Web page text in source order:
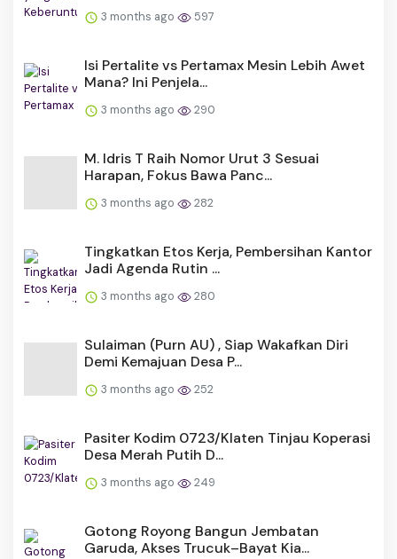
3 months ago 597
Isi Pertalite vs Pertamax Mesin Lebih Awet
Mana? Ini Penjela...
3 months ago 290
M. Idris T Raih Nomor Urut 3 Sesuai
Harapan, Fokus Bawa Panc...
3 months ago 282
Tingkatkan Etos Kerja, Pembersihan Kantor
Jadi Agenda Rutin ...
3 months ago 280
Sulaiman (Purn AU) , Siap Wakafkan Diri
Demi Kemajuan Desa P...
3 months ago 252
Pasiter Kodim 0723/Klaten Tinjau Koperasi
Desa Merah Putih D...
3 months ago 249
Gotong Royong Bangun Jembatan
Garuda, Akses Trucuk–Bayat Kia...